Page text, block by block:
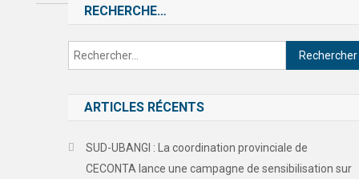
RECHERCHE…
ARTICLES RÉCENTS
SUD-UBANGI : La coordination provinciale de
CECONTA lance une campagne de sensibilisation sur